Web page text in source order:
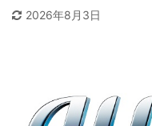
2026年8月3日